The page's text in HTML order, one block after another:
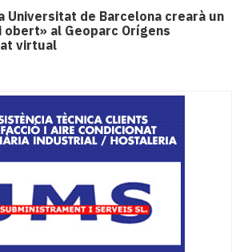
Universitat de Barcelona crearà un
obert» al Geoparc Orígens
virtual